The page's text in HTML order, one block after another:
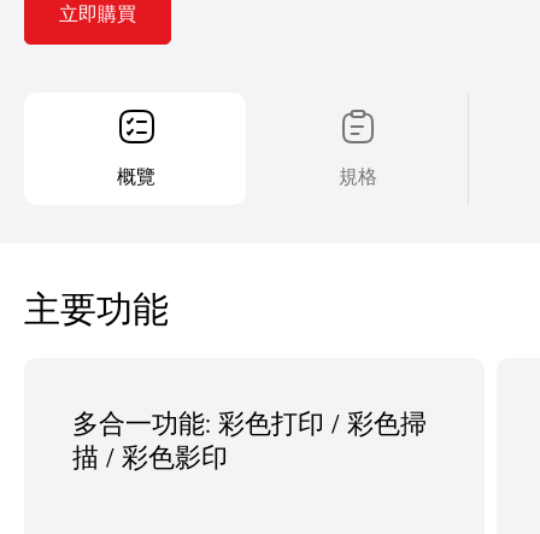
立即購買
概覽 規格
主要功能
多合一功能: 彩色打印 / 彩色掃
描 / 彩色影印